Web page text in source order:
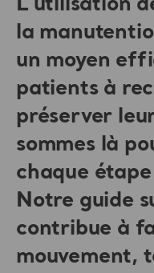
L’utilisation
la
un moyen
patients à
préserver
sommes là
chaque étape
Notre guide
contribue à
mouvement,